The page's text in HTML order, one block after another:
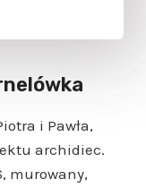
i Pawła,
archidiec.
murowany,